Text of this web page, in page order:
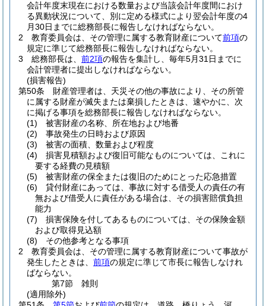
会計年度末現在における数量および当該会計年度間におけ
る異動状況について、別に定める様式により翌会計年度の4
月30日までに総務部長に報告しなければならない。
2
教育委員会は、その管理に属する教育財産について前項の
規定に準じて総務部長に報告しなければならない。
3
総務部長は、 前2項の報告を集計し、毎年5月31日までに
会計管理者に提出しなければならない。
(損害報告)
第50条
財産管理者は、天災その他の事故により、その所管
に属する財産が滅失または棄損したときは、速やかに、次
に掲げる事項を総務部長に報告しなければならない。
(1)
被害財産の名称、所在地および地番
(2)
事故発生の日時および原因
(3)
被害の面積、数量および程度
(4)
損害見積額および復旧可能なものについては、これに
要する経費の見積額
(5)
被害財産の保全または復旧のためにとった応急措置
(6)
貸付財産にあっては、事故に対する借受人の責任の有
無および借受人に責任がある場合は、その損害賠償負担
能力
(7)
損害保険を付してあるものについては、その保険金額
および取得見込額
(8)
その他参考となる事項
2
教育委員会は、その管理に属する教育財産について事故が
発生したときは、 前項の規定に準じて市長に報告しなけれ
ばならない。
第7節
雑則
(適用除外)